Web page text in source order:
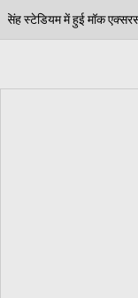
घायलों का किया गया रेस्क्यू